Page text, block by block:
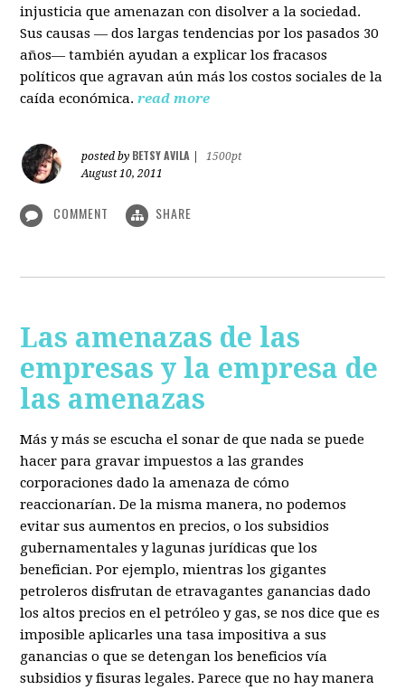
injusticia que amenazan con disolver a la sociedad.
Sus causas — dos largas tendencias por los pasados 30
años— también ayudan a explicar los fracasos
políticos que agravan aún más los costos sociales de la
caída económica. read more
posted by BETSY AVILA
1500pt
August 10, 2011
COMMENT SHARE
Las amenazas de las
empresas y la empresa de
las amenazas
Más y más se escucha el sonar de que nada se puede
hacer para gravar impuestos a las grandes
corporaciones dado la amenaza de cómo
reaccionarían. De la misma manera, no podemos
evitar sus aumentos en precios, o los subsidios
gubernamentales y lagunas jurídicas que los
benefician. Por ejemplo, mientras los gigantes
petroleros disfrutan de etravagantes ganancias dado
los altos precios en el petróleo y gas, se nos dice que es
imposible aplicarles una tasa impositiva a sus
ganancias o que se detengan los beneficios vía
subsidios y fisuras legales. Parece que no hay manera